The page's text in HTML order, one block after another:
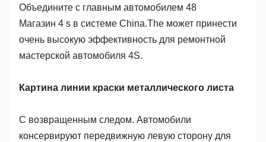
Объедините с главным автомобилем 48
Магазин 4 s в системе China.The может принести
очень высокую эффективность для ремонтной
мастерской автомобиля 4S.
Картина линии краски металлического листа
С возвращенным следом. Автомобили
консервируют передвижную левую сторону для